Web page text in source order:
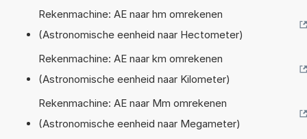
Rekenmachine: AE naar hm omrekenen
(Astronomische eenheid naar Hectometer)
Rekenmachine: AE naar km omrekenen
(Astronomische eenheid naar Kilometer)
Rekenmachine: AE naar Mm omrekenen
(Astronomische eenheid naar Megameter)